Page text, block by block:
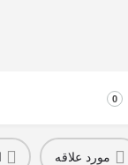
0
مورد علاقه